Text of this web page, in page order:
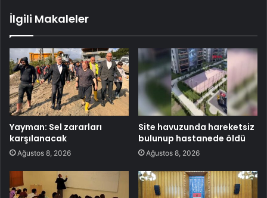
İlgili Makaleler
Yayman: Sel zararları
karşılanacak
Ağustos 8, 2026
Site havuzunda hareketsiz
bulunup hastanede öldü
Ağustos 8, 2026